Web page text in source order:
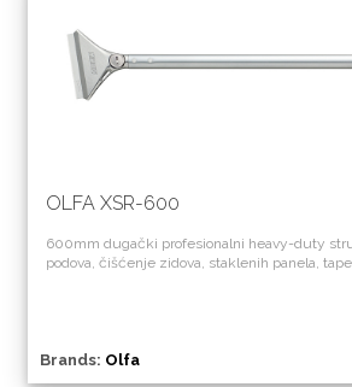
OLFA XSR-600
600mm dugački profesionalni heavy-duty
podova, čišćenje zidova, staklenih panela,
Brands: Olfa